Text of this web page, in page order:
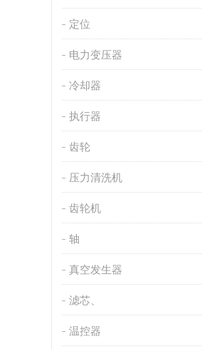
定位
电力变压器
冷却器
执行器
齿轮
压力清洗机
齿轮机
轴
真空发生器
滤芯、
温控器